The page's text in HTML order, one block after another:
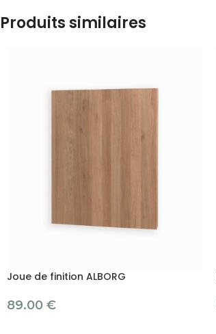
Produits similaires
Joue de finition ALBORG
89.00 €